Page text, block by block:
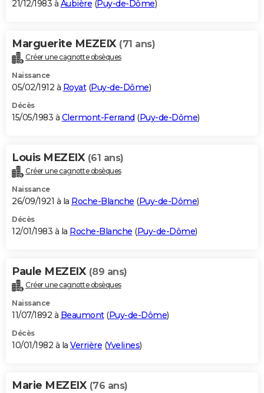
21/12/1983 à Aubière (Puy-de-Dôme)
Marguerite MEZEIX (71 ans)
Créer une cagnotte obsèques
Naissance
05/02/1912 à Royat(Puy-de-Dôme)
Décès
15/05/1983 à Clermont-Ferrand (Puy-de-Dôme)
Louis MEZEIX (61 ans)
Créer une cagnotte obsèques
Naissance
26/09/1921 à la Roche-Blanche (Puy-de-Dôme)
Décès
12/01/1983 à la Roche-Blanche (Puy-de-Dôme)
Paule MEZEIX (89 ans)
Créer une cagnotte obsèques
Naissance
11/07/1892 à Beaumont(Puy-de-Dôme)
Décès
10/01/1982 à la Verrière (Yvelines)
Marie MEZEIX (76 ans)